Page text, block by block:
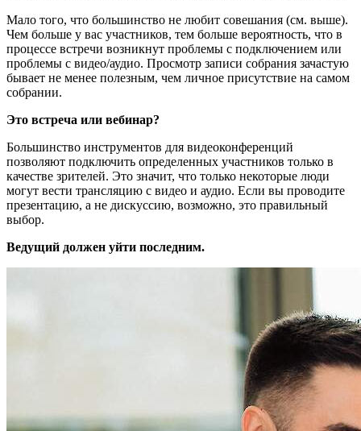
Мало того, что большинство не любит совешания (см. выше).
Чем больше у вас участников, тем больше вероятность, что в
процессе встречи возникнут проблемы с подключением или
проблемы с видео/аудио. Просмотр записи собрания зачастую
бывает не менее полезным, чем личное присутствие на самом
собрании.
Это встреча или вебинар?
Большинство инструментов для видеоконференций
позволяют подключить определенных участников только в
качестве зрителей. Это значит, что только некоторые люди
могут вести трансляцию с видео и аудио. Если вы проводите
презентацию, а не дискуссию, возможно, это правильный
выбор.
Ведущий должен уйти последним.